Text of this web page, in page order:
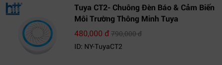
Tuya CT2- Chuông Đèn Báo & Cảm Biến
Môi Trường Thông Minh Tuya
480,000 đ790,000 đ
ID: NY-TuyaCT2